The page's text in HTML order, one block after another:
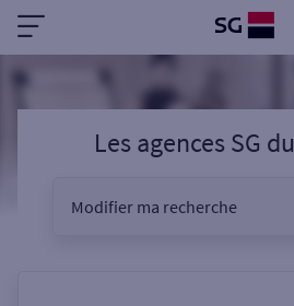
Les agences SG du
Modifier ma recherche